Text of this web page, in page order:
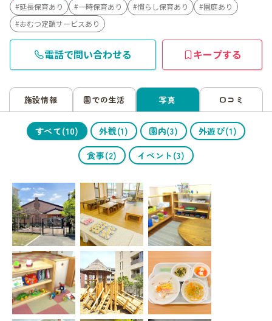
延長保育あり 一時保育あり 慣らし保育あり
園庭あり
おむつ定額サービスあり
電話で問い合わせる キープする
施設情報 園での生活 写真 口コミ
すべて(10) 外観(1) 園内(3)
外遊び(1)
食事(2)
イベント(3)